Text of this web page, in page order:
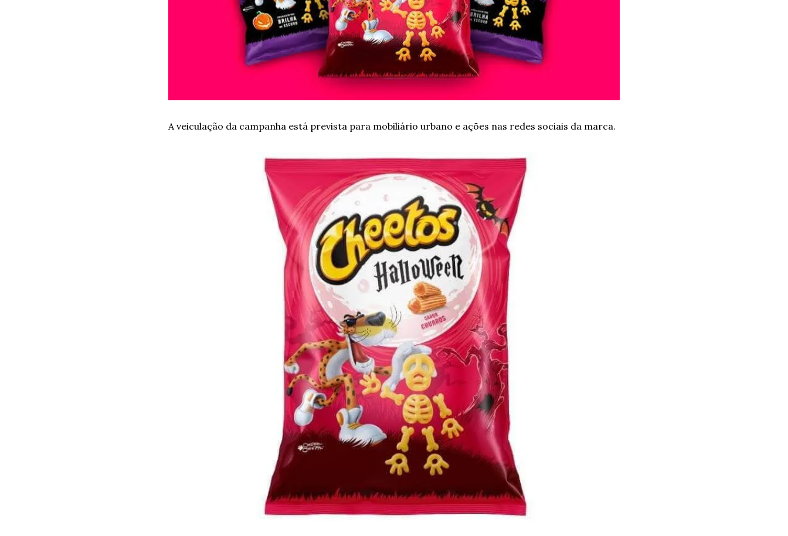
A veiculação da campanha está prevista para mobiliário urbano e ações nas redes sociais da marca.